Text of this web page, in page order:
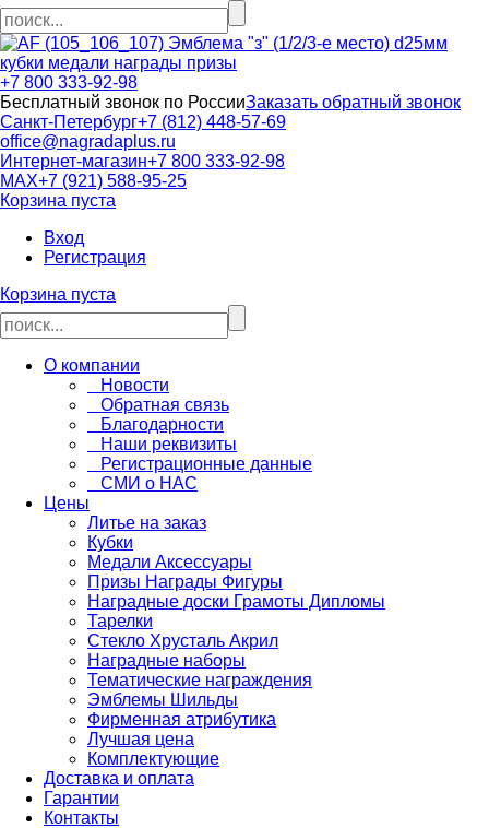
кубки медали награды призы
+7 800 333-92-98
Бесплатный звонок по РоссииЗаказать обратный звонок
Санкт-Петербург+7 (812) 448-57-69
office@nagradaplus.ru
Интернет-магазин+7 800 333-92-98
MAX+7 (921) 588-95-25
Корзина пуста
Вход
Регистрация
Корзина пуста
О компании
Новости
Обратная связь
Благодарности
Наши реквизиты
Регистрационные данные
СМИ о НАС
Цены
Литье на заказ
Кубки
Медали Аксессуары
Призы Награды Фигуры
Наградные доски Грамоты Дипломы
Тарелки
Стекло Хрусталь Акрил
Наградные наборы
Тематические награждения
Эмблемы Шильды
Фирменная атрибутика
Лучшая цена
Комплектующие
Доставка и оплата
Гарантии
Контакты